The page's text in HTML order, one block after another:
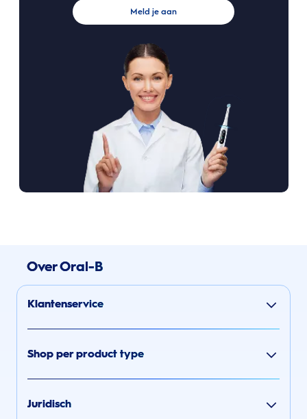
Meld je aan
Over Oral-B
Klantenservice
Shop per product type
Juridisch